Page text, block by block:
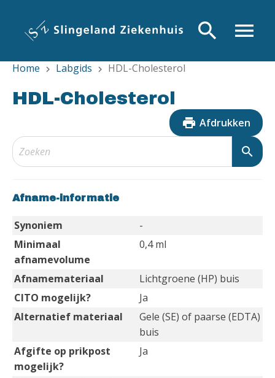
inhoud
menu
search
Home chevron_right Labgids chevron_right HDL-Cholesterol
HDL-Cholesterol
print Afdrukken
search
Afname-informatie
Synoniem
-
Minimaal
afnamevolume
0,4 ml
Afnamemateriaal
Lichtgroene (HP) buis
CITO mogelijk?
Ja
Alternatief materiaal
Gele (SE) of paarse (EDTA)
buis
Afgifte op prikpost
mogelijk?
Ja